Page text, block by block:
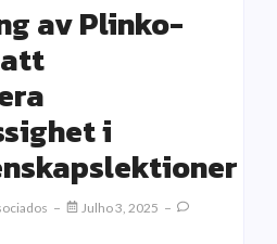
av Plinko-
i
Julho 3, 2025